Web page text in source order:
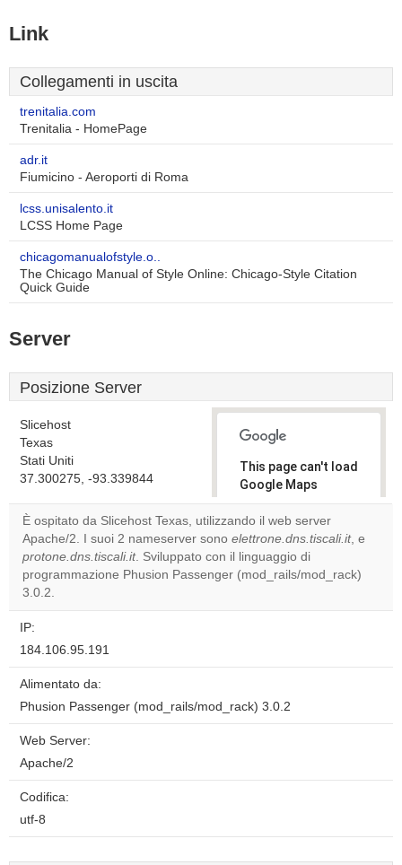
Link
Collegamenti in uscita
trenitalia.com
Trenitalia - HomePage
adr.it
Fiumicino - Aeroporti di Roma
lcss.unisalento.it
LCSS Home Page
chicagomanualofstyle.o..
The Chicago Manual of Style Online: Chicago-Style Citation
Quick Guide
Server
Posizione Server
Slicehost
Texas
Stati Uniti
37.300275, -93.339844
This page can't load
Google Maps
correctly.
Do you
own this
website?
È ospitato da Slicehost Texas, utilizzando il web server
Apache/2. I suoi 2 nameserver sono elettrone.dns.tiscali.it, e
protone.dns.tiscali.it. Sviluppato con il linguaggio di
programmazione Phusion Passenger (mod_rails/mod_rack)
3.0.2.
IP:
184.106.95.191
Alimentato da:
Phusion Passenger (mod_rails/mod_rack) 3.0.2
Web Server:
Apache/2
Codifica:
utf-8